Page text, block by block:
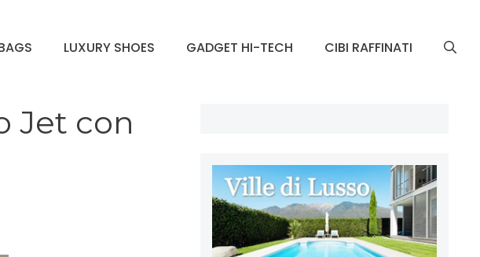
LUXURY SHOES GADGET HI-TECH CIBI RAFFINATI
Jet con